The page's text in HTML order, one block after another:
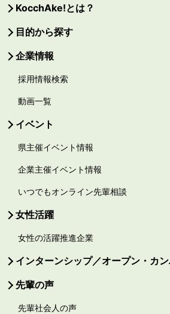
KocchAke!とは？
目的から探す
企業情報
採用情報検索
動画一覧
イベント
県主催イベント情報
企業主催イベント情報
いつでもオンライン先輩相談
女性活躍
女性の活躍推進企業
インターンシップ／オープン・カ
先輩の声
先輩社会人の声